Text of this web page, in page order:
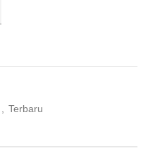
, Terbaru